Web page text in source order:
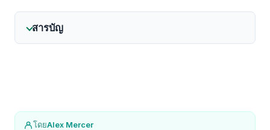
สารบัญ
โดยAlex Mercer